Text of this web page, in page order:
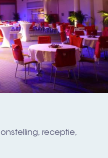
receptie,